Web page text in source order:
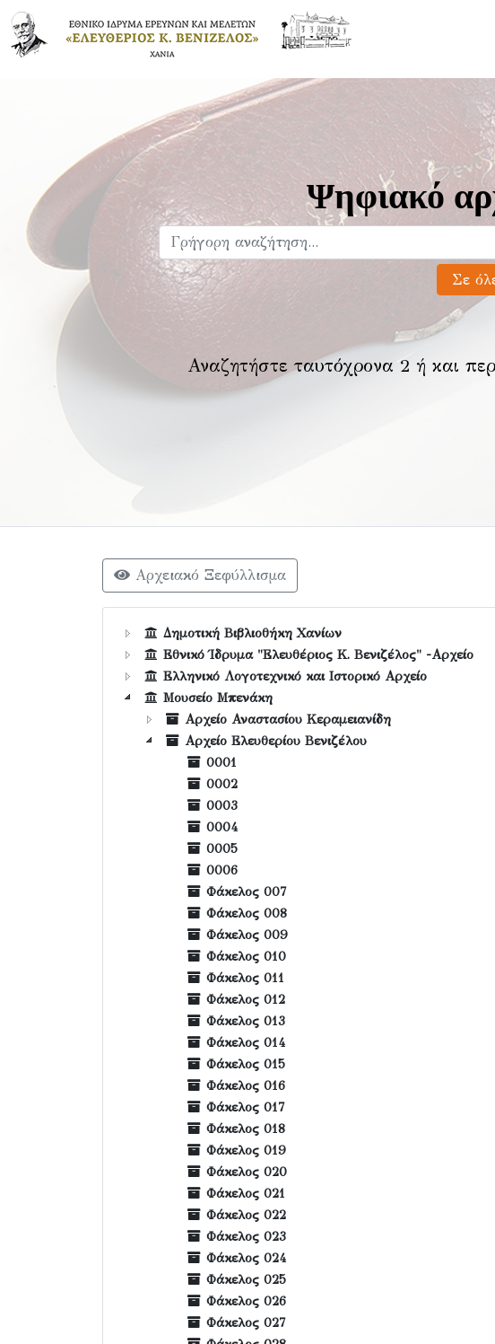
Ψηφιακό
Αναζητήστε ταυτόχρονα 2 ή και
Αρχειακό Ξεφύλλισμα
Δημοτική Βιβλιοθήκη Χανίων
Εθνικό Ίδρυμα "Ελευθέριος Κ. Βενιζέλος" -Αρχείο
Ελληνικό Λογοτεχνικό και Ιστορικό Αρχείο
Μουσείο Μπενάκη
Αρχείο Αναστασίου Κεραμειανίδη
Αρχείο Ελευθερίου Βενιζέλου
0001
0002
0003
0004
0005
0006
Φάκελος 007
Φάκελος 008
Φάκελος 009
Φάκελος 010
Φάκελος 011
Φάκελος 012
Φάκελος 013
Φάκελος 014
Φάκελος 015
Φάκελος 016
Φάκελος 017
Φάκελος 018
Φάκελος 019
Φάκελος 020
Φάκελος 021
Φάκελος 022
Φάκελος 023
Φάκελος 024
Φάκελος 025
Φάκελος 026
Φάκελος 027